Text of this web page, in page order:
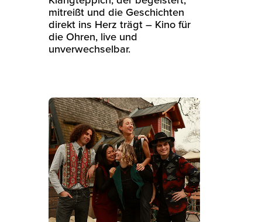
mitreißt und die Geschichten
direkt ins Herz trägt – Kino für
die Ohren, live und
unverwechselbar.